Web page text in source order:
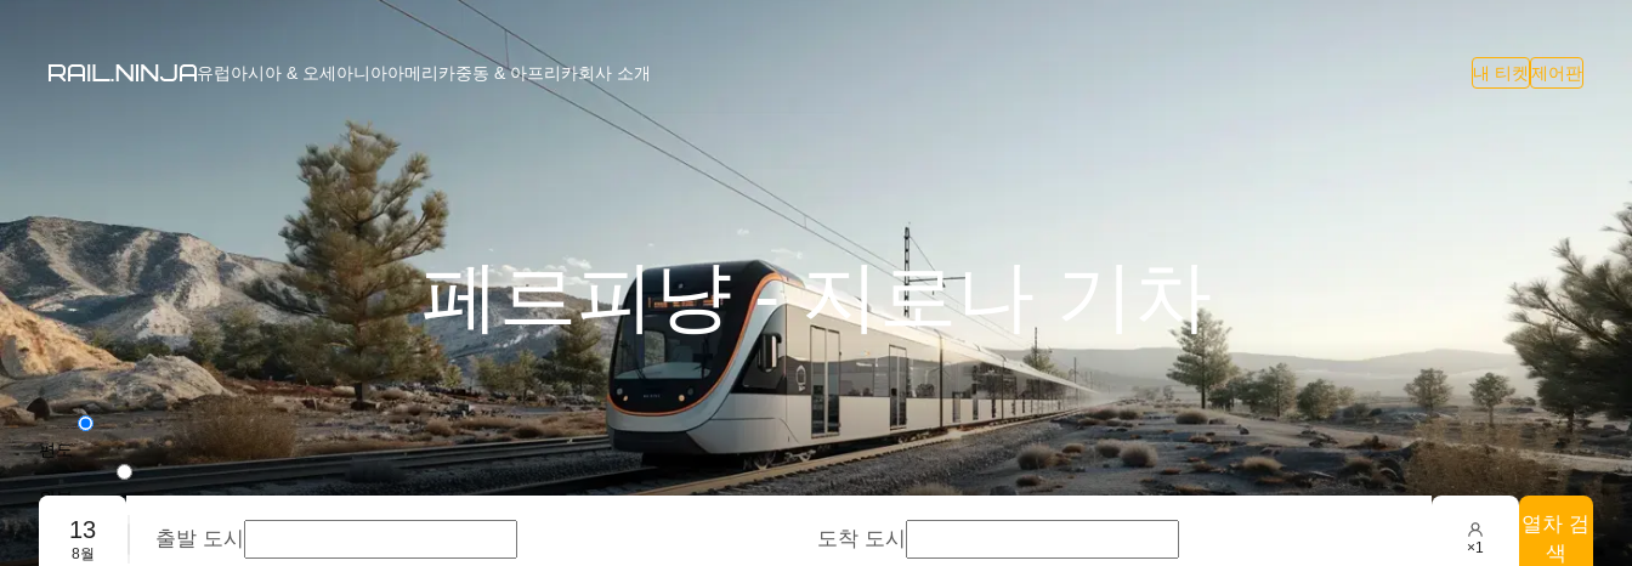
유럽아시아 & 오세아니아아메리카중동 & 아프리카회사 소개 내 티켓 제어판
페르피냥 - 지로나 기차
편도
왕복
단체 예약
13
8월
출발 도시 도착 도시 ×1
열차 검
색